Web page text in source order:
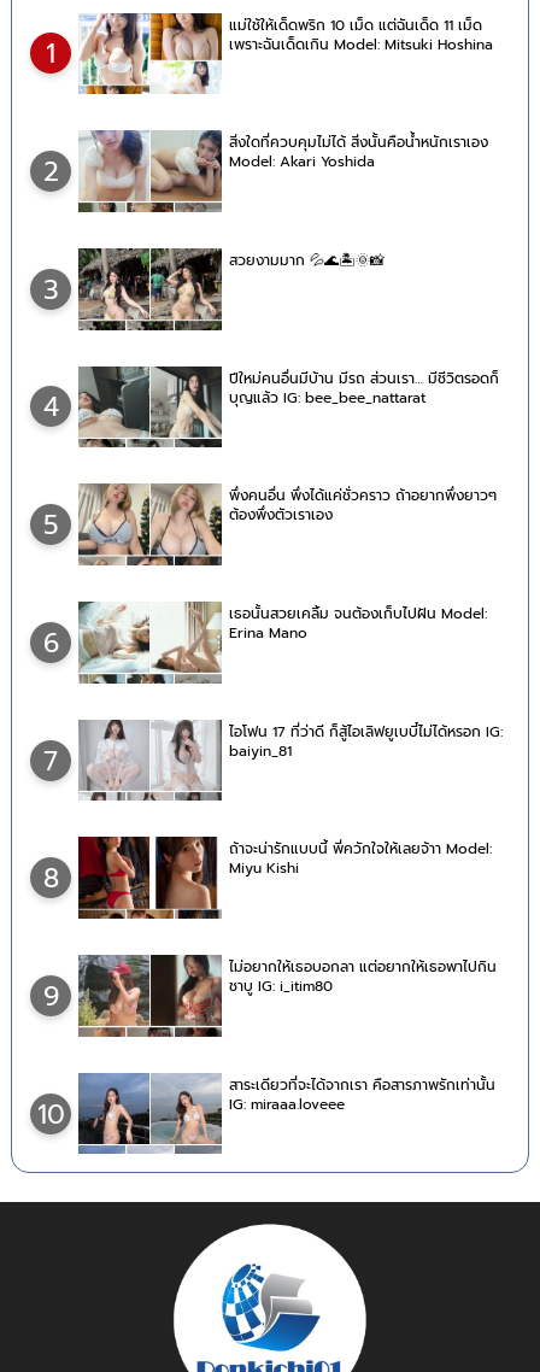
1
แม่ใช้ให้เด็ดพริก 10 เม็ด แต่ฉันเด็ด 11 เม็ด
เพราะฉันเด็ดเกิน Model: Mitsuki Hoshina
2
สิ่งใดที่ควบคุมไม่ได้ สิ่งนั้นคือน้ำหนักเราเอง
Model: Akari Yoshida
3
สวยงามมาก 💦🌊🏝🌞📸
4
ปีใหม่คนอื่นมีบ้าน มีรถ ส่วนเรา… มีชีวิตรอดก็
บุญแล้ว IG: bee_bee_nattarat
5
พึ่งคนอื่น พึ่งได้แค่ชั่วคราว ถ้าอยากพึ่งยาวๆ
ต้องพึ่งตัวเราเอง
6
เธอนั้นสวยเคลิ้ม จนต้องเก็บไปฝัน Model:
Erina Mano
7
ไอโฟน 17 ที่ว่าดี ก็สู้ไอเลิฟยูเบบี๋ไม่ได้หรอก IG:
baiyin_81
8
ถ้าจะน่ารักแบบนี้ พี่ควักใจให้เลยจ้าา Model:
Miyu Kishi
9
ไม่อยากให้เธอบอกลา แต่อยากให้เธอพาไปกิน
ชาบู IG: i_itim80
10
สาระเดียวที่จะได้จากเรา คือสารภาพรักเท่านั้น
IG: miraaa.loveee